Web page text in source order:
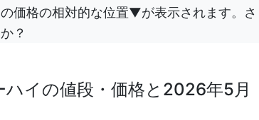
価格の相対的な位置▼が表示されます。さ
？
イの値段・価格と2026年5月